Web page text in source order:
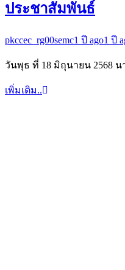
ประชาสัมพันธ์
pkccec_rg00semc1 ปี ago1 ปี
วันพุธ ที่ 18 มิถุนายน 2568
เพิ่มเติม..